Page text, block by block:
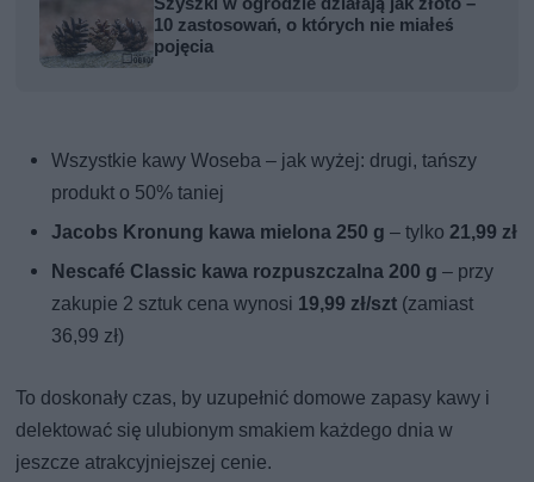
10 zastosowań, o których nie miałeś
pojęcia
Wszystkie kawy Woseba – jak wyżej: drugi, tańszy
produkt o 50% taniej
Jacobs Kronung kawa mielona 250 g – tylko21,99 zł
Nescafé Classic kawa rozpuszczalna 200 g – przy
zakupie 2 sztuk cena wynosi 19,99 zł/szt (zamiast
36,99 zł)
To doskonały czas, by uzupełnić domowe zapasy kawy i
delektować się ulubionym smakiem każdego dnia w
jeszcze atrakcyjniejszej cenie.